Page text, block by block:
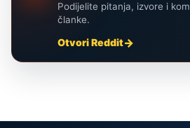
Podijelite pitanja, izvore i
članke.
Otvori Reddit